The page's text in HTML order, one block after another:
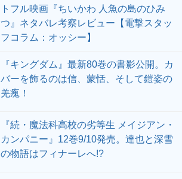
トフル映画『ちいかわ 人魚の島のひみ
つ』ネタバレ考察レビュー【電撃スタッ
フコラム：オッシー】
『キングダム』最新80巻の書影公開。カ
バーを飾るのは信、蒙恬、そして鎧姿の
羌瘣！
『続・魔法科高校の劣等生 メイジアン・
カンパニー』12巻9/10発売。達也と深雪
の物語はフィナーレへ!?